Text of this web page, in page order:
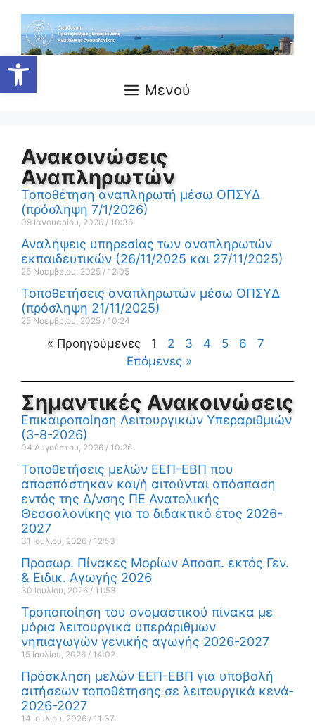
Ανοίξτε τη γραμμή εργαλείων
Μενού
Ανακοινώσεις
Αναπληρωτών
Τοποθέτηση αναπληρωτή μέσω ΟΠΣΥΔ
(πρόσληψη 7/1/2026)
09 Ιανουαρίου, 2026 10:36
Αναλήψεις υπηρεσίας των αναπληρωτών
εκπαιδευτικών (26/11/2025 και 27/11/2025)
25 Νοεμβρίου, 2025 12:05
Τοποθετήσεις αναπληρωτών μέσω ΟΠΣΥΔ
(πρόσληψη 21/11/2025)
25 Νοεμβρίου, 2025 10:24
« Προηγούμενες 1 2 3 4 5 6
7
Επόμενες »
Σημαντικές Ανακοινώσεις
Επικαιροποίηση Λειτουργικών Υπεραριθμιών
(3-8-2026)
04 Αυγούστου, 2026 10:26
Τοποθετήσεις μελών ΕΕΠ-ΕΒΠ που
αποσπάστηκαν και/ή αιτούνται απόσπαση
εντός της Δ/νσης ΠΕ Ανατολικής
Θεσσαλονίκης για το διδακτικό έτος 2026-
2027
31 Ιουλίου, 2026 12:53
Προσωρ. Πίνακες Μορίων Αποσπ. εκτός Γεν.
& Ειδικ. Αγωγής 2026
30 Ιουλίου, 2026 11:53
Τροποποίηση του ονομαστικού πίνακα με
μόρια λειτουργικά υπεράριθμων
νηπιαγωγών γενικής αγωγής 2026-2027
15 Ιουλίου, 2026 14:02
Πρόσκληση μελών ΕΕΠ-ΕΒΠ για υποβολή
αιτήσεων τοποθέτησης σε λειτουργικά κενά-
2026-2027
14 Ιουλίου, 2026 11:37